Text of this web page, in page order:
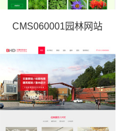
CMS060001园林网站